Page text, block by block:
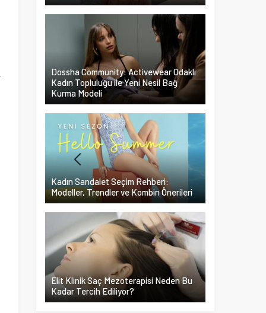
Dossha Community: Activewear Odaklı
Kadın Topluluğu ile Yeni Nesil Bağ
Kurma Modeli
Kadın Sandalet Seçim Rehberi:
Modeller, Trendler ve Kombin Önerileri
Elit Klinik Saç Mezoterapisi Neden Bu
Kadar Tercih Ediliyor?